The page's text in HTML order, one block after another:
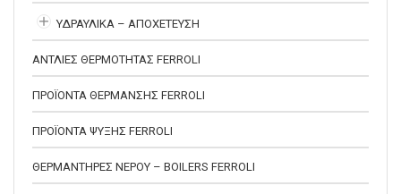
ΥΔΡΑΥΛΙΚΑ – ΑΠΟΧΕΤΕΥΣΗ
ΑΝΤΛΙΕΣ ΘΕΡΜΟΤΗΤΑΣ FERROLI
ΠΡΟΪΟΝΤΑ ΘΕΡΜΑΝΣΗΣ FERROLI
ΠΡΟΪΟΝΤΑ ΨΥΞΗΣ FERROLI
ΘΕΡΜΑΝΤΗΡΕΣ ΝΕΡΟΥ – BOILERS FERROLI